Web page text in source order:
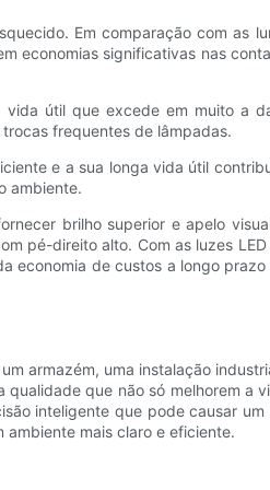
Em comparação com as
economias significativas nas
útil que excede em muito a
frequentes de lâmpadas.
e a sua longa vida útil
ambiente.
brilho superior e apelo
pé-direito alto. Com as luzes
economia de custos a longo
armazém, uma instalação
que não só melhorem a
inteligente que pode causar
mais claro e eficiente.